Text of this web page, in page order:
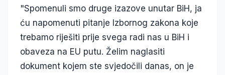
"Spomenuli smo druge izazove unutar BiH, ja
ću napomenuti pitanje Izbornog zakona koje
trebamo riješiti prije svega radi nas u BiH i
obaveza na EU putu. Želim naglasiti
dokument kojem ste svjedočili danas, on je